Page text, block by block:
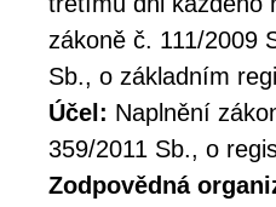
zákoně č. 111/2009
Sb., o základním
Účel: Naplnění
359/2011 Sb., o
Zodpovědná